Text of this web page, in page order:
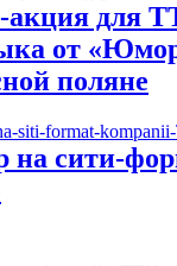
для
от
поляне
на сити-